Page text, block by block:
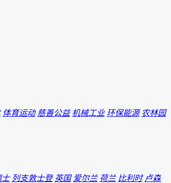
体育运动 慈善公益 机械工业 环保能源 农林园
士 列支敦士登 英国 爱尔兰 荷兰 比利时 卢森